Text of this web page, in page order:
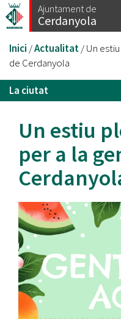
Vés
al
Ajuntament de
Cerdanyola
Esteu
aquí
Inici /Actualitat/Un
de Cerdanyola
La ciutat
Un estiu
per a la